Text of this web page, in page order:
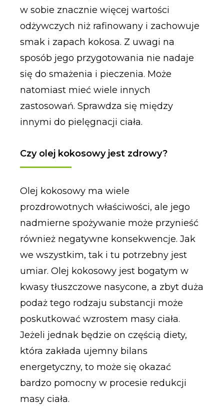
w sobie znacznie więcej wartości
odżywczych niż rafinowany i zachowuje
smak i zapach kokosa. Z uwagi na
sposób jego przygotowania nie nadaje
się do smażenia i pieczenia. Może
natomiast mieć wiele innych
zastosowań. Sprawdza się między
innymi do pielęgnacji ciała.
Czy olej kokosowy jest zdrowy?
Olej kokosowy ma wiele
prozdrowotnych właściwości, ale jego
nadmierne spożywanie może przynieść
również negatywne konsekwencje. Jak
we wszystkim, tak i tu potrzebny jest
umiar. Olej kokosowy jest bogatym w
kwasy tłuszczowe nasycone, a zbyt duża
podaż tego rodzaju substancji może
poskutkować wzrostem masy ciała.
Jeżeli jednak będzie on częścią diety,
która zakłada ujemny bilans
energetyczny, to może się okazać
bardzo pomocny w procesie redukcji
masy ciała.